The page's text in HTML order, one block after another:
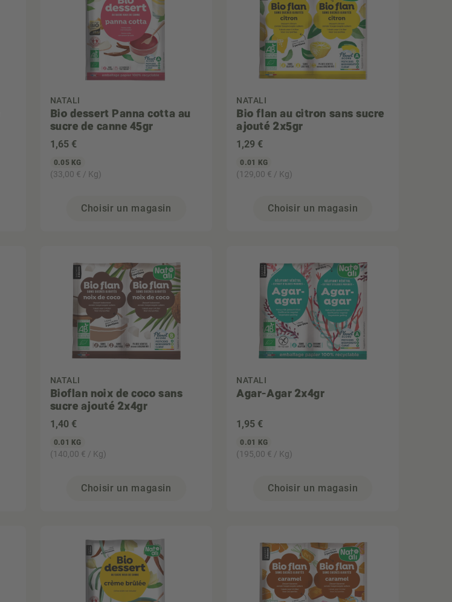
NATALI
Bio dessert Panna cotta au
sucre de canne 45gr
1 ,65 €
0.05 KG
(33,00 € / Kg)
Choisir un magasin
NATALI
Bio flan au citron sans sucre
ajouté 2x5gr
1 ,29 €
0.01 KG
(129,00 € / Kg)
Choisir un magasin
NATALI
Bioflan noix de coco sans
sucre ajouté 2x4gr
1 ,40 €
0.01 KG
(140,00 € / Kg)
Choisir un magasin
NATALI
Agar-Agar 2x4gr
1 ,95 €
0.01 KG
(195,00 € / Kg)
Choisir un magasin